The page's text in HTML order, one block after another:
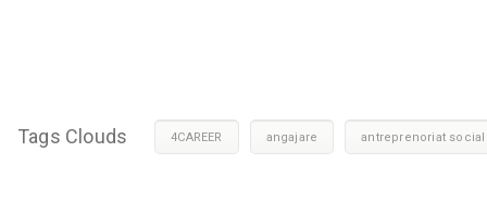
Tags Clouds 4CAREER angajare antreprenoriat social